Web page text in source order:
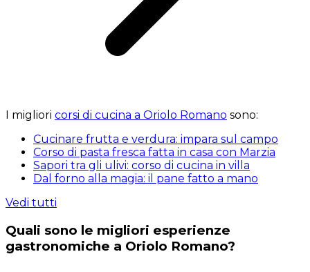
I migliori corsi di cucina a Oriolo Romano sono:
Cucinare frutta e verdura: impara sul campo
Corso di pasta fresca fatta in casa con Marzia
Sapori tra gli ulivi: corso di cucina in villa
Dal forno alla magia: il pane fatto a mano
Vedi tutti
Quali sono le migliori esperienze
gastronomiche a Oriolo Romano?